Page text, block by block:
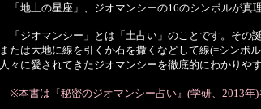
「地上の星座」、ジオマンシーの16のシンボルが真
「ジオマンシー」とは「土占い」のことです。その
または大地に線を引くか石を撒くなどして線(=シンボ
人々に愛されてきたジオマンシーを徹底的にわかりや
※本書は『秘密のジオマンシー占い』(学研、2013年)